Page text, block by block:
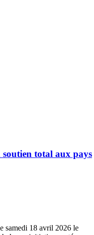
total aux pays
samedi 18 avril 2026 le